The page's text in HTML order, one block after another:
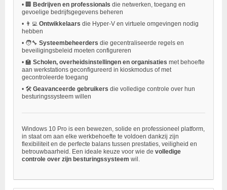
• 🏢 Bedrijven en professionals die netwerken, toegang en
gevoelige bedrijfsgegevens beheren
• 👨‍💻 Ontwikkelaars die Hyper-V en virtuele omgevingen nodig
hebben
• 🧑‍🔧 Systeembeheerders die gecentraliseerde regels en
beveiligingsbeleid moeten configureren
• 🏫 Scholen, overheidsinstellingen en organisaties met behoefte
aan werkstations geconfigureerd in kioskmodus of met
gecontroleerde toegang
• 🛠️ Geavanceerde gebruikers die volledige controle over hun
besturingssysteem willen
Windows 10 Pro is een bewezen, solide en professioneel platform,
in staat om aan elke werkbehoefte te voldoen dankzij zijn
flexibiliteit en de perfecte balans tussen prestaties, veiligheid en
betrouwbaarheid. Een ideale keuze voor wie de volledige
controle over zijn besturingssysteem wil.